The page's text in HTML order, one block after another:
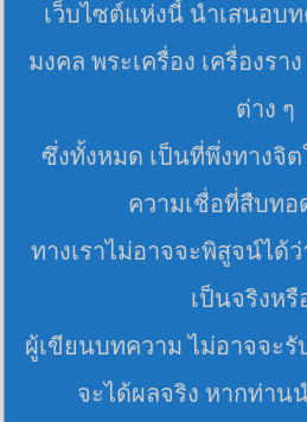
เว็บไซต์แห่งนี้ นำเสนอบ
มงคล พระเครื่อง เครื่องร
ต่าง ๆ
ซึ่งทั้งหมด เป็นที่พึ่งทางจิต
ความเชื่อที่สืบท
ทางเราไม่อาจจะพิสูจน์ได้
เป็นจริงหรื
ผู้เขียนบทความ ไม่อาจจะรั
จะได้ผลจริง หากท่าน